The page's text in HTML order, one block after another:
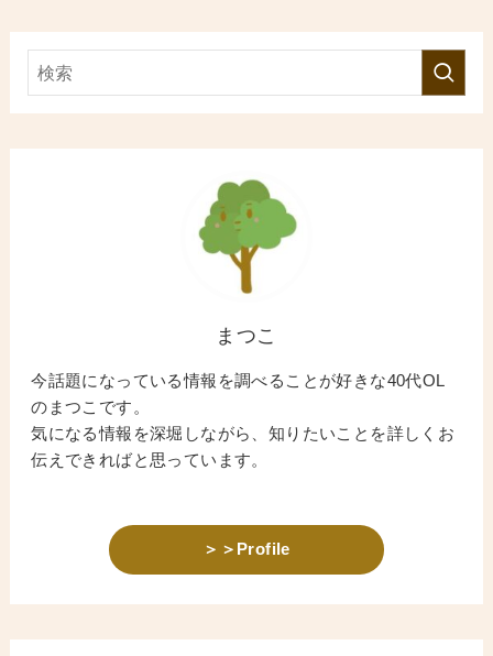
まつこ
今話題になっている情報を調べることが好きな40代OL
のまつこです。
気になる情報を深堀しながら、知りたいことを詳しくお
伝えできればと思っています。
＞＞Profile